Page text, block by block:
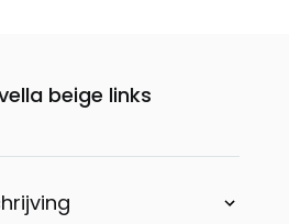
beige links